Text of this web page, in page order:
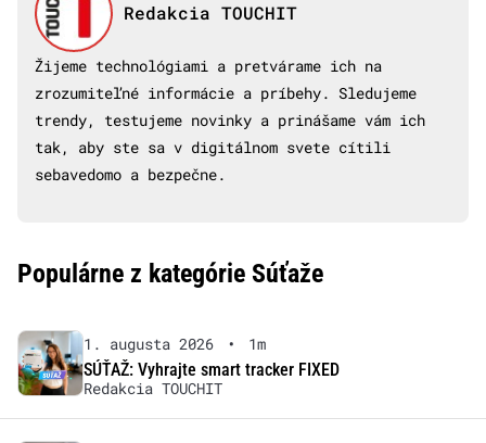
Redakcia TOUCHIT
Žijeme technológiami a pretvárame ich na
zrozumiteľné informácie a príbehy. Sledujeme
trendy, testujeme novinky a prinášame vám ich
tak, aby ste sa v digitálnom svete cítili
sebavedomo a bezpečne.
Populárne z kategórie Súťaže
1. augusta 2026 •
1m
SÚŤAŽ: Vyhrajte smart tracker FIXED
Redakcia TOUCHIT